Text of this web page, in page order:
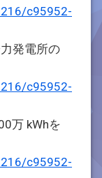
c95952-
発電所の
c95952-
万 kWhを
c95952-